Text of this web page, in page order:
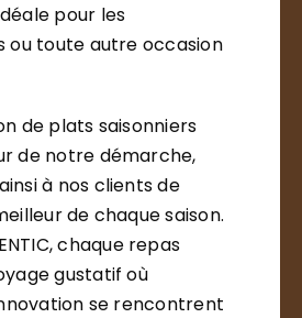
pour les
ou toute autre occasion
de plats saisonniers
de notre démarche,
à nos clients de
de chaque saison.
chaque repas
gustatif où
se rencontrent